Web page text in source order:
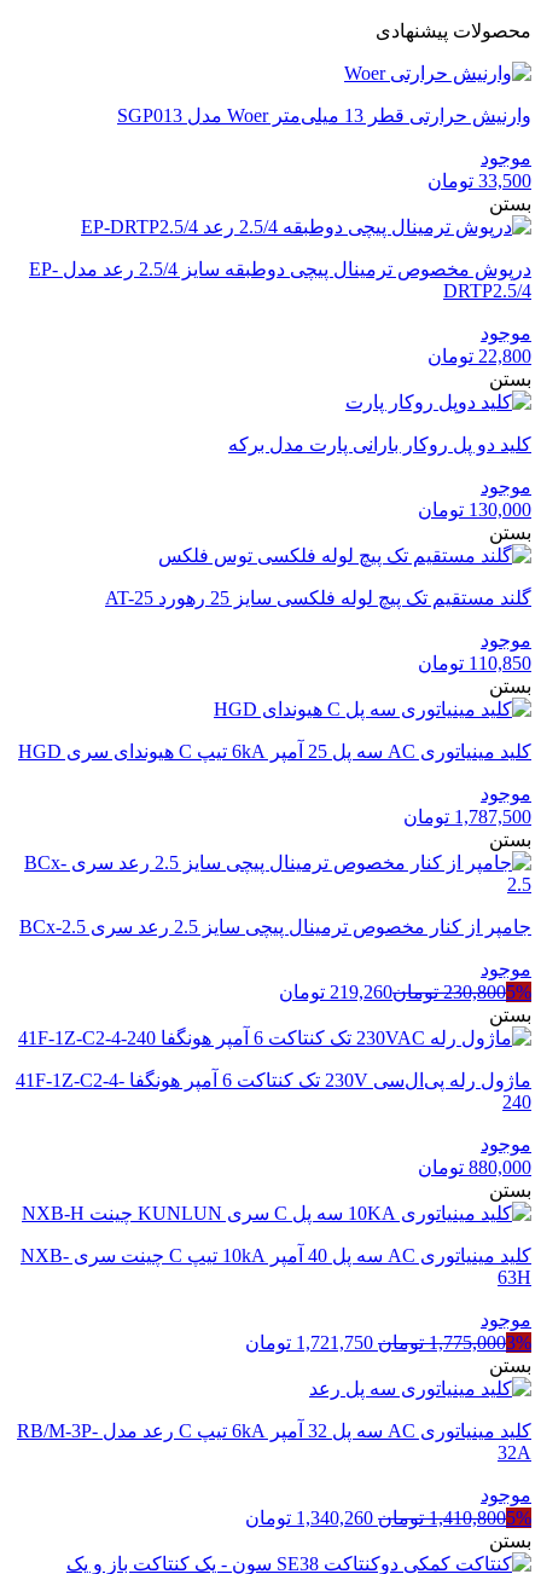
محصولات پیشنهادی
وارنیش حرارتی قطر 13 میلی‌متر Woer مدل SGP013
موجود
33,500 تومان
بستن
درپوش مخصوص ترمینال پیچی دوطبقه سایز 2.5/4 رعد مدل EP-
DRTP2.5/4
موجود
22,800 تومان
بستن
کلید دو پل روکار بارانی پارت مدل برکه
موجود
130,000 تومان
بستن
گلند مستقیم تک پیچ لوله فلکسی سایز 25 رهورد AT-25
موجود
110,850 تومان
بستن
کلید مینیاتوری AC سه پل 25 آمپر 6kA تیپ C هیوندای سری HGD
موجود
1,787,500 تومان
بستن
جامپر از کنار مخصوص ترمینال پیچی سایز 2.5 رعد سری BCx-2.5
موجود
5%
230,800 تومان219,260 تومان
بستن
ماژول رله پی‌ال‌سی 230V تک کنتاکت 6 آمپر هونگفا 41F-1Z-C2-4-
240
موجود
880,000 تومان
بستن
کلید مینیاتوری AC سه پل 40 آمپر 10kA تیپ C چینت سری NXB-
63H
موجود
3%
1,775,000 تومان قیمت
1,721,750 تومان
بستن
کلید مینیاتوری AC سه پل 32 آمپر 6kA تیپ C رعد مدل RB/M-3P-
32A
موجود
5%
1,410,800 تومان قیمت
1,410,800 تومان
1,340,260 تومان
1,340,260 تومان
بستن